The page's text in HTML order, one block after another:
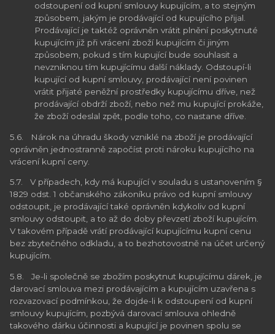
odstoupení od kupní smlouvy kupujícím, a to stejným
způsobem, jakým je prodávající od kupujícího přijal.
Prodávající je taktéž oprávněn vrátit plnění poskytnuté
kupujícím již při vrácení zboží kupujícím či jiným
způsobem, pokud s tím kupující bude souhlasit a
nevzniknou tím kupujícímu další náklady. Odstoupí-li
kupující od kupní smlouvy, prodávající není povinen
vrátit přijaté peněžní prostředky kupujícímu dříve, než
prodávající obdrží zboží, nebo než mu kupující prokáže,
že zboží odeslal zpět, podle toho, co nastane dříve.
5.6. Nárok na úhradu škody vzniklé na zboží je prodávající
oprávněn jednostranně započíst proti nároku kupujícího na
vrácení kupní ceny.
5.7. V případech, kdy má kupující v souladu s ustanovením §
1829 odst. 1 občanského zákoníku právo od kupní smlouvy
odstoupit, je prodávající také oprávněn kdykoliv od kupní
smlouvy odstoupit, a to až do doby převzetí zboží kupujícím.
V takovém případě vrátí prodávající kupujícímu kupní cenu
bez zbytečného odkladu, a to bezhotovostně na účet určený
kupujícím.
5.8. Je-li společně se zbožím poskytnut kupujícímu dárek, je
darovací smlouva mezi prodávajícím a kupujícím uzavřena s
rozvazovací podmínkou, že dojde-li k odstoupení od kupní
smlouvy kupujícím, pozbývá darovací smlouva ohledně
takového dárku účinnosti a kupující je povinen spolu se